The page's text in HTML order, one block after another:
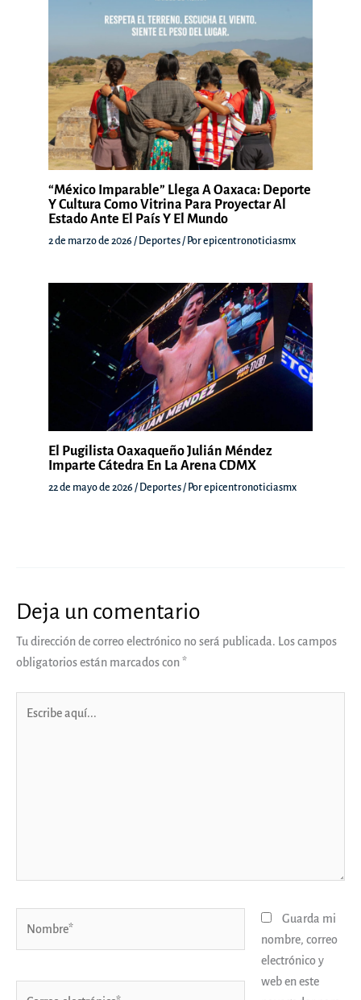
“México Imparable” Llega A Oaxaca: Deporte
Y Cultura Como Vitrina Para Proyectar Al
Estado Ante El País Y El Mundo
2 de marzo de 2026 / Deportes / Porepicentronoticiasmx
El Pugilista Oaxaqueño Julián Méndez
Imparte Cátedra En La Arena CDMX
22 de mayo de 2026 / Deportes/ Porepicentronoticiasmx
Deja un comentario
Tu dirección de correo electrónico no será publicada. Los campos
obligatorios están marcados con*
Guarda mi
nombre, correo
electrónico y
web en este